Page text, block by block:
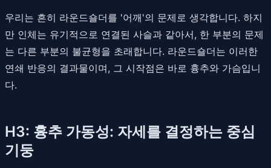
우리는 흔히 라운드숄더를 '어깨'의 문제로 생각합니다. 하지
만 인체는 유기적으로 연결된 사슬과 같아서, 한 부분의 문제
는 다른 부분의 불균형을 초래합니다. 라운드숄더는 이러한
연쇄 반응의 결과물이며, 그 시작점은 바로 흉추와 가슴입니
다.
H3: 흉추 가동성: 자세를 결정하는 중심
기둥